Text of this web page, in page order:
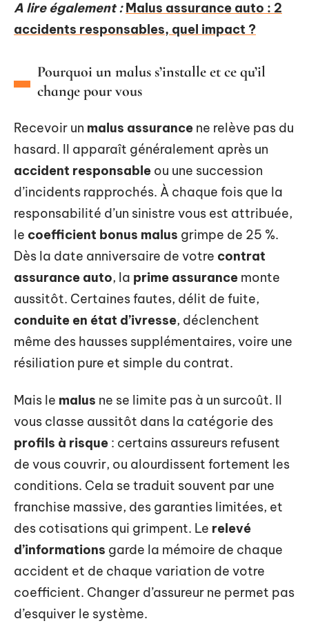
A lire également : Malus assurance auto : 2
accidents responsables, quel impact ?
Pourquoi un malus s’installe et ce qu’il
change pour vous
Recevoir un malus assurance ne relève pas du
hasard. Il apparaît généralement après un
accident responsable ou une succession
d’incidents rapprochés. À chaque fois que la
responsabilité d’un sinistre vous est attribuée,
le coefficient bonus malus grimpe de 25 %.
Dès la date anniversaire de votre contrat
assurance auto, la prime assurance monte
aussitôt. Certaines fautes, délit de fuite,
conduite en état d’ivresse, déclenchent
même des hausses supplémentaires, voire une
résiliation pure et simple du contrat.
Mais le malus ne se limite pas à un surcoût. Il
vous classe aussitôt dans la catégorie des
profils à risque : certains assureurs refusent
de vous couvrir, ou alourdissent fortement les
conditions. Cela se traduit souvent par une
franchise massive, des garanties limitées, et
des cotisations qui grimpent. Le relevé
d’informations garde la mémoire de chaque
accident et de chaque variation de votre
coefficient. Changer d’assureur ne permet pas
d’esquiver le système.